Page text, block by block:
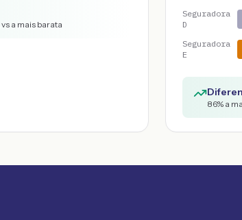
a mais barata
Seguradora
D
Seguradora
E
86% a